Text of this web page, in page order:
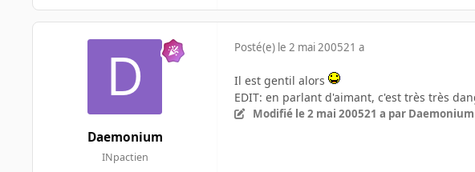
Daemonium
INpactien
Posté(e) le 2 mai 200521 a
Il est gentil alors
EDIT: en parlant d'aimant, c'est très très
Modifié le 2 mai 200521 a par Daemonium